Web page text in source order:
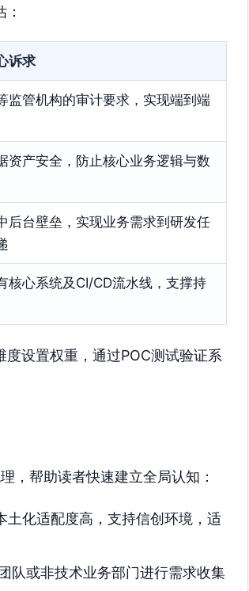
诉求
监管机构的审计要求，实现端到端
资产安全，防止核心业务逻辑与数
后台壁垒，实现业务需求到研发任
核心系统及CI/CD流水线，支撑持
设置权重，通过POC测试验证系
，帮助读者快速建立全局认知：
土化适配度高，支持信创环境，适
队或非技术业务部门进行需求收集